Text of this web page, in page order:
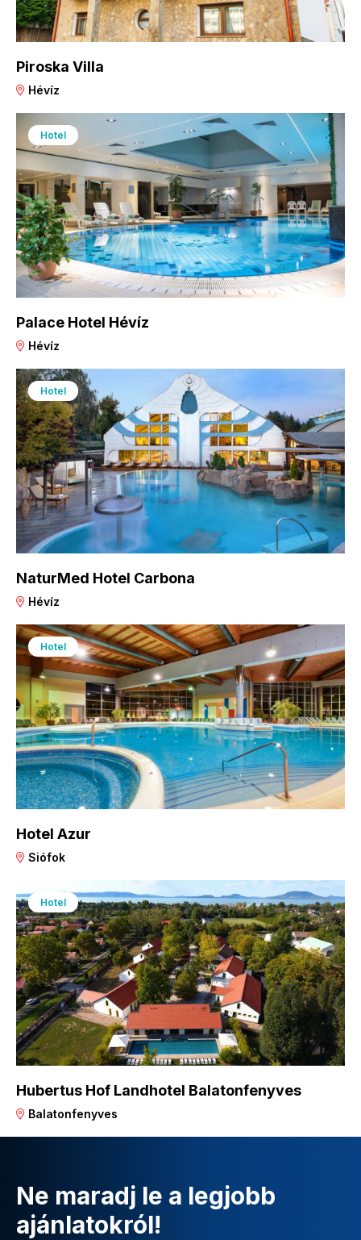
Piroska Villa
Hévíz
Hotel
Palace Hotel Hévíz
Hévíz
Hotel
NaturMed Hotel Carbona
Hévíz
Hotel
Hotel Azur
Siófok
Hotel
Hubertus Hof Landhotel Balatonfenyves
Balatonfenyves
Ne maradj le a legjobb
ajánlatokról!